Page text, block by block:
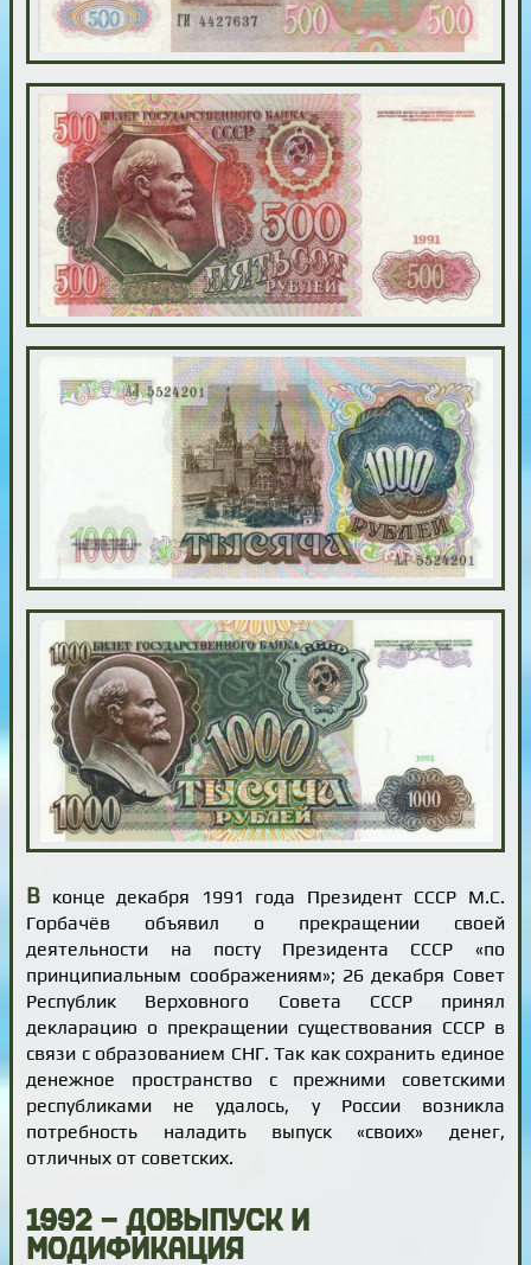
В конце декабря 1991 года Президент СССР М.С.
Горбачёв объявил о прекращении своей
деятельности на посту Президента СССР «по
принципиальным соображениям»; 26 декабря Совет
Республик Верховного Совета СССР принял
декларацию о прекращении существования СССР в
связи с образованием СНГ. Так как сохранить единое
денежное пространство с прежними советскими
республиками не удалось, у России возникла
потребность наладить выпуск «своих» денег,
отличных от советских.
1992 — довыпуск и
модификация